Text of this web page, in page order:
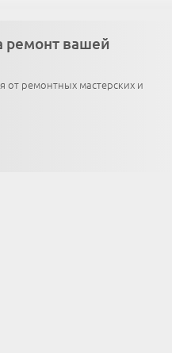
ремонт вашей
ремонтных мастерских и